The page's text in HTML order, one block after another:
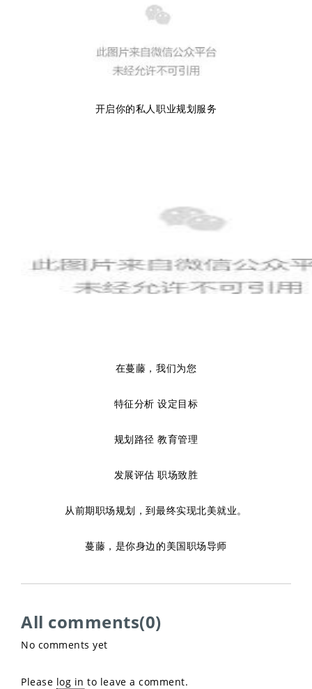
开启你的私人职业规划服务
在蔓藤，我们为您
特征分析 设定目标
规划路径 教育管理
发展评估 职场致胜
从前期职场规划，到最终实现北美就业。
蔓藤，是你身边的美国职场导师
All comments(0)
No comments yet
Please log in to leave a comment.